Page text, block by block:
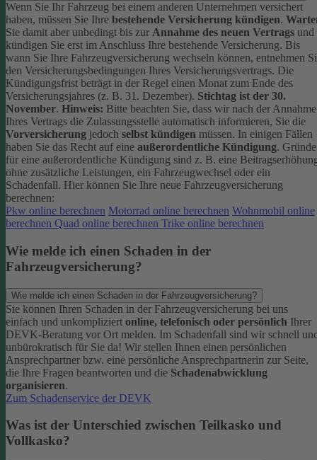
Wenn Sie Ihr Fahrzeug bei einem anderen Unternehmen versichert
haben, müssen Sie Ihre bestehende Versicherung kündigen.
Sie damit aber unbedingt bis zur Annahme des neuen Vertrags und
kündigen Sie erst im Anschluss Ihre bestehende Versicherung. Bis
wann Sie Ihre Fahrzeugversicherung wechseln können, entnehmen
den Versicherungsbedingungen Ihres Versicherungsvertrags. Die
Kündigungsfrist beträgt in der Regel einen Monat zum Ende des
Versicherungsjahres (z. B. 31. Dezember). Stichtag ist der 30.
November. Hinweis: Bitte beachten Sie, dass wir nach der Annahme
Ihres Vertrags die Zulassungsstelle automatisch informieren, Sie die
Vorversicherung jedoch selbst kündigen müssen. In einigen Fällen
haben Sie das Recht auf eine außerordentliche Kündigung. Gründe
für eine außerordentliche Kündigung sind z. B. eine
ohne zusätzliche Leistungen, ein Fahrzeugwechsel oder ein
Schadenfall. Hier können Sie Ihre neue Fahrzeugversicherung
berechnen:
Pkw online berechnen Motorrad online berechnen Wohnmobil online
berechnen Quad online berechnen Trike online berechnen
Wie melde ich einen Schaden in der
Fahrzeugversicherung?
Wie melde ich einen Schaden in der Fahrzeugversicherung?
Sie können Ihren Schaden in der Fahrzeugversicherung bei uns
einfach und unkompliziert online, telefonisch oder persönlich Ihrer
DEVK-Beratung vor Ort melden. Im Schadenfall sind wir schnell
unbürokratisch für Sie da! Wir stellen Ihnen einen persönlichen
Ansprechpartner bzw. eine persönliche Ansprechpartnerin zur Seite,
die Ihre Fragen beantworten und die Schadenabwicklung
organisieren.
Zum Schadenservice der DEVK
Was ist der Unterschied zwischen Teilkasko und
Vollkasko?